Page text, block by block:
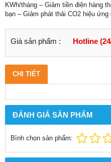
KWh/tháng – Giảm tiền điện hàng
bạn – Giảm phát thải CO2 hiệu ứng
Giá sản phẩm : Hotline
CHI TIẾT
ĐÁNH GIÁ SẢN PHẨM
Bình chọn sản phẩm: